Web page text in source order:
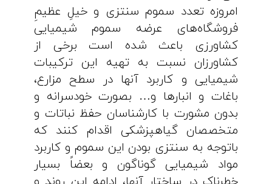
امروزه تعدد سموم سنتزی و خیلِ عظیمِ
فروشگاه‌های عرضه سموم شیمیایی
کشاورزی باعث شده است برخی از
کشاورزان نسبت به تهیه این ترکیبات
شیمیایی و کاربرد آنها در سطح مزارع،
باغات و انبارها و… بصورت خودسرانه و
بدون مشورت با کارشناسان حفظ نباتات و
متخصصان گیاهپزشکی اقدام کنند که
باتوجه به سنتزی بودن این سموم و کاربرد
مواد شیمیایی گوناگون و بعضاً بسیار